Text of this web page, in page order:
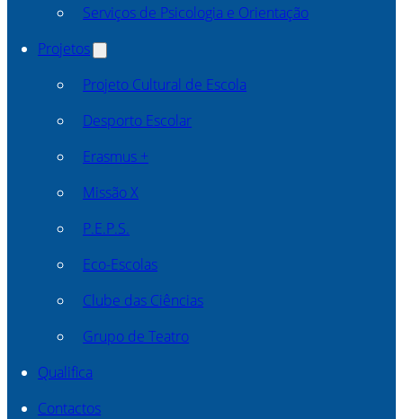
Serviços de Psicologia e Orientação
Projetos
Projeto Cultural de Escola
Desporto Escolar
Erasmus +
Missão X
P.E.P.S.
Eco-Escolas
Clube das Ciências
Grupo de Teatro
Qualifica
Contactos